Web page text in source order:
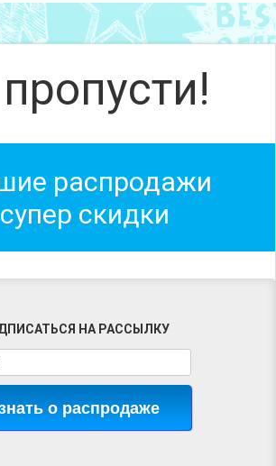
виде в котором представлен. Изменения могут
на достаточно большую партию заказа.
распродажи
скидки
НА РАССЫЛКУ
о распродаже